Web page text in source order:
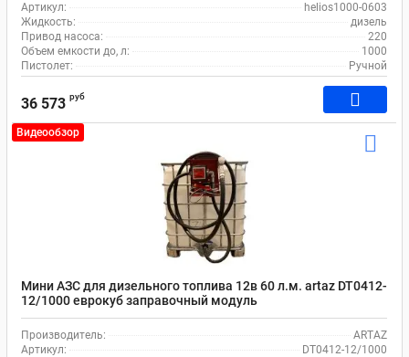
Артикул:
helios1000-0603
Жидкость:
дизель
Привод насоса:
220
Объем емкости до, л:
1000
Пистолет:
Ручной
36 573 руб
Видеообзор
Мини АЗС для дизельного топлива 12в 60 л.м. artaz DT0412-
12/1000 еврокуб заправочный модуль
Производитель:
ARTAZ
Артикул:
DT0412-12/1000